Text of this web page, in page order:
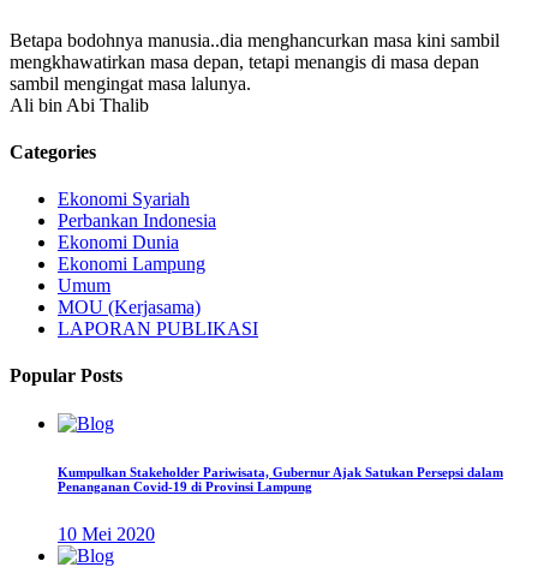
Betapa bodohnya manusia..dia menghancurkan masa kini sambil
mengkhawatirkan masa depan, tetapi menangis di masa depan
sambil mengingat masa lalunya.
Ali bin Abi Thalib
Categories
Ekonomi Syariah
Perbankan Indonesia
Ekonomi Dunia
Ekonomi Lampung
Umum
MOU (Kerjasama)
LAPORAN PUBLIKASI
Popular Posts
Kumpulkan Stakeholder Pariwisata, Gubernur Ajak Satukan Persepsi dalam
Penanganan Covid-19 di Provinsi Lampung
10 Mei 2020